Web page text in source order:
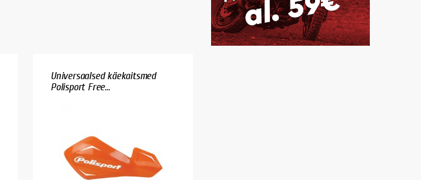
Universaalsed käekaitsmed
Polisport Free...